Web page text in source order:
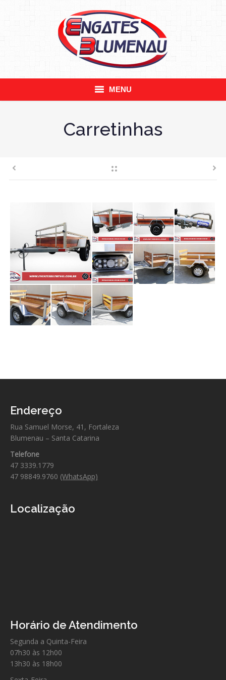
MENU
Contato
Carretinhas
Endereço
Rua Samuel Morse, 41, Fortaleza
Blumenau – Santa Catarina
Telefone
47 3339.1779
47 98849.9760 (WhatsApp)
Localização
Horário de Atendimento
Segunda a Quinta-Feira
07h30 às 12h00
13h30 às 18h00